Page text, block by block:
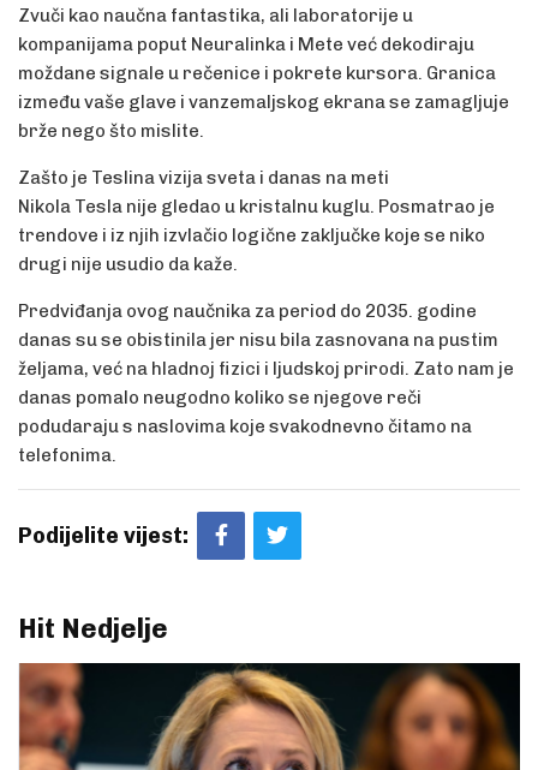
Zvuči kao naučna fantastika, ali laboratorije u
kompanijama poput Neuralinka i Mete već dekodiraju
moždane signale u rečenice i pokrete kursora. Granica
između vaše glave i vanzemaljskog ekrana se zamagljuje
brže nego što mislite.
Zašto je Teslina vizija sveta i danas na meti
Nikola Tesla nije gledao u kristalnu kuglu. Posmatrao je
trendove i iz njih izvlačio logične zaključke koje se niko
drugi nije usudio da kaže.
Predviđanja ovog naučnika za period do 2035. godine
danas su se obistinila jer nisu bila zasnovana na pustim
željama, već na hladnoj fizici i ljudskoj prirodi. Zato nam je
danas pomalo neugodno koliko se njegove reči
podudaraju s naslovima koje svakodnevno čitamo na
telefonima.
Podijelite vijest:
Hit Nedjelje